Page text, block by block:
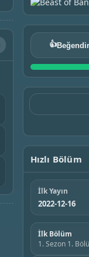
👍
Hızlı Bölüm
İlk Yayın
2022-12-16
İlk Bölüm
1. Sezon 1.